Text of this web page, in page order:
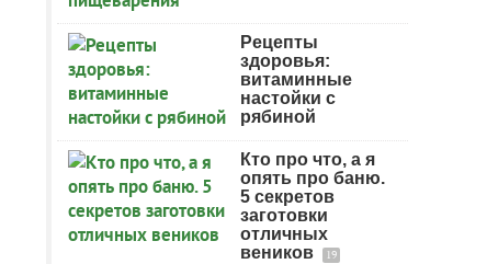
Рецепты
здоровья:
витаминные
настойки с
рябиной
Кто про что, а я
опять про баню.
5 секретов
заготовки
отличных
веников
19